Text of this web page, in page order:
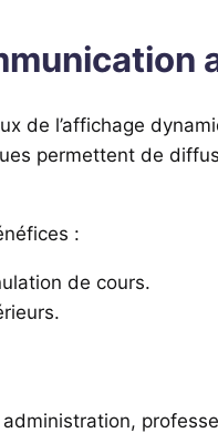
de l’affichage
permettent de
:
de cours.